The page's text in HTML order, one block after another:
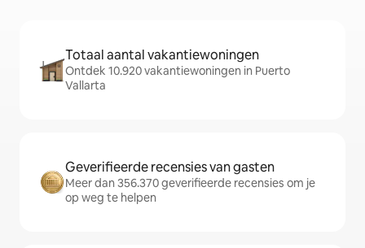
Totaal aantal vakantiewoningen
Ontdek 10.920 vakantiewoningen in Puerto
Vallarta
Geverifieerde recensies van gasten
Meer dan 356.370 geverifieerde recensies om je
op weg te helpen